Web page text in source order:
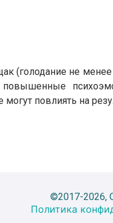
(голодание не
повлиять на
©2017-2026,
Политика